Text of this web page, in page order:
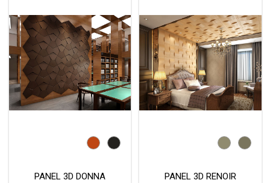
PANEL 3D DONNA
PANEL 3D RENOIR